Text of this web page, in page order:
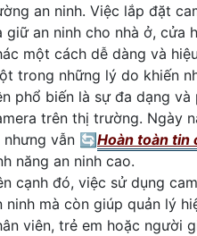
an ninh. Việc lắp đặt
giữ an ninh cho nhà ở, cửa
một cách dễ dàng và
trong những lý do khiến
phổ biến là sự đa dạng
trên thị trường. Ngày
nhưng vẫn 🔄Hoàn toàn tin
năng an ninh cao.
cạnh đó, việc sử dụng
ninh mà còn giúp quản lý
viên, trẻ em hoặc người